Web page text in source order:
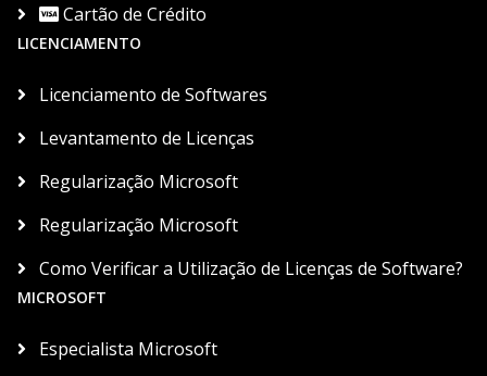
Cartão de Crédito
LICENCIAMENTO
Licenciamento de Softwares
Levantamento de Licenças
Regularização Microsoft
Regularização Microsoft
Como Verificar a Utilização de Licenças de Software?
MICROSOFT
Especialista Microsoft